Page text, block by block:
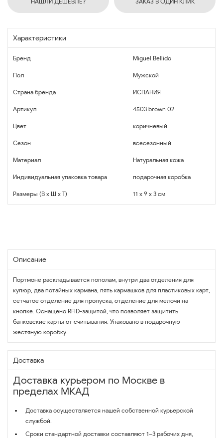
Характеристики
Бренд Miguel Bellido
Пол Мужской
Страна бренда ИСПАНИЯ
Артикул 4503 brown 02
Цвет коричневый
Сезон всесезонный
Материал Натуральная кожа
Индивидуальная упаковка товара подарочная коробка
Размеры (В x Ш x Т) 11 x 9 x 3 см
Описание
Портмоне раскладывается пополам, внутри два отделения для
купюр, два потайных кармана, пять кармашков для пластиковых карт,
сетчатое отделение для пропуска, отделение для мелочи на
кнопке. Оснащено RFID-защитой, что позволяет защитить
банковские карты от считывания. Упаковано в подарочную
жестяную коробку.
Доставка
Доставка курьером по Москве в
пределах МКАД
Доставка осуществляется нашей собственной курьерской
службой.
Сроки стандартной доставки составляют 1–3 рабочих дня,